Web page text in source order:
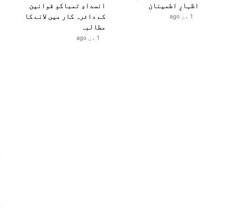
اظہارِ اطمینان
1 دن ago
انسدادِ تمباکو قوانین
کے دائرہ کار میں لانے کا
مطالبہ
1 دن ago